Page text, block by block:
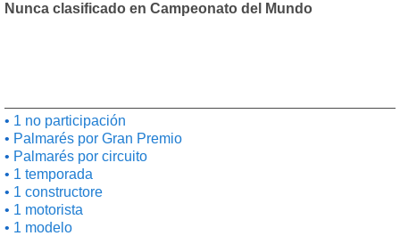
Nunca clasificado en Campeonato del Mundo
1 no participación
Palmarés por Gran Premio
Palmarés por circuito
1 temporada
1 constructore
1 motorista
1 modelo